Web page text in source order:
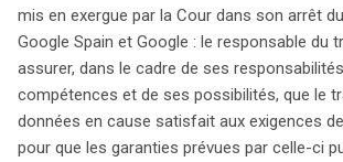
mis en exergue par la Cour dans son arrêt
Google Spain et Google : le responsable du
assurer, dans le cadre de ses
compétences et de ses possibilités, que le
données en cause satisfait aux exigences
pour que les garanties prévues par celle-ci